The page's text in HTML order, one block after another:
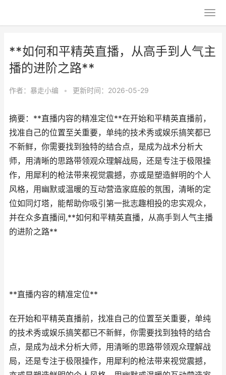
**如何和平精英直播，从高手到人气主
播的进阶之路**
作者： 暴走小编 • 更新时间：2026-05-29
摘要：**直播内容的精准定位**在开始和平精英直播前，
找准自己的位置至关重要，单纯的技术秀或娱乐搞笑都已
不新鲜，你需要找到独特的结合点，是成为战术分析大
师，用清晰的思路带领观众理解战局，还是专注于极限操
作，用犀利的枪法带来视觉震撼，亦或是塑造鲜明的个人
风格，用幽默或温暖的互动营造家庭般的氛围，清晰的定
位如同灯塔，能帮助你吸引第一批志趣相投的忠实观众，
并在众多直播间,**如何和平精英直播，从高手到人气主播
的进阶之路**
**直播内容的精准定位**
在开始和平精英直播前，找准自己的位置至关重要，单纯
的技术秀或娱乐搞笑都已不新鲜，你需要找到独特的结合
点，是成为战术分析大师，用清晰的思路带领观众理解战
局，还是专注于极限操作，用犀利的枪法带来视觉震撼，